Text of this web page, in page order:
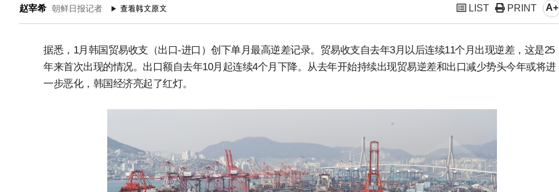
赵宰希 朝鲜日报记者 LIST PRINT A+
据悉，1月韩国贸易收支（出口-进口）创下单月最高逆差记录。贸易收支自去年3月以后连续11个月出现逆差，这是25
年来首次出现的情况。出口额自去年10月起连续4个月下降。从去年开始持续出现贸易逆差和出口减少势头今年或将进
一步恶化，韩国经济亮起了红灯。